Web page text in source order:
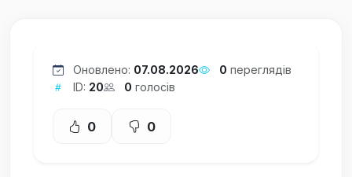
Оновлено: 07.08.2026 0 переглядів
ID: 20 0 голосів
0 0